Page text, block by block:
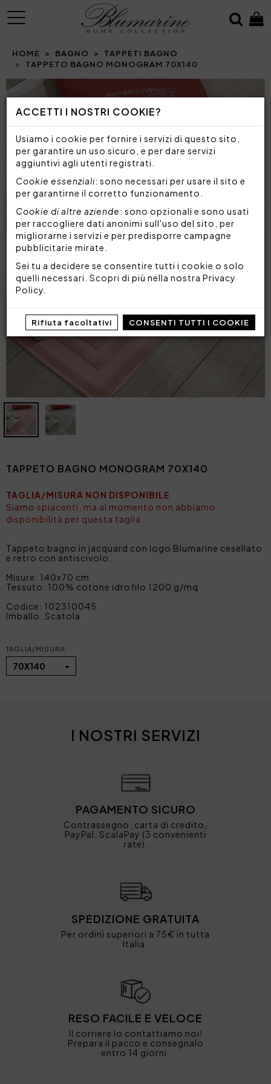
ACCETTI I NOSTRI COOKIE?
Usiamo i cookie per fornire i servizi di questo sito,
per garantire un uso sicuro, e per dare servizi
aggiuntivi agli utenti registrati.
Cookie essenziali: sono necessari per usare il sito e
per garantirne il corretto funzionamento.
Cookie di altre aziende: sono opzionali e sono usati
per raccogliere dati anonimi sull'uso del sito, per
migliorarne i servizi e per predisporre campagne
pubblicitarie mirate.
Sei tu a decidere se consentire tutti i cookie o solo
quelli necessari. Scopri di più nella nostra Privacy
Policy
Rifiuta facoltativi CONSENTI TUTTI I COOKIE
MENU
HOME BAGNO
TAPPETI BAGNO
TAPPETO BAGNO MONOGRAM 70X140
Prev
TAPPETO BAGNO MONOGRAM 70X140
TAGLIA/MISURA NON DISPONIBILE
Siamo spiacenti, ma al momento non abbiamo
disponibilità per questa taglia.
Tappeto bagno in jacquard con logo Blumarine cesellato
e retro con antiscivolo.
Misure: 140x70 cm
Tessuto: 100% cotone idrofilo 1200 g/mq
Codice: 102310045
Imballo: Scatola
TAGLIA/MISURA
70X140
I NOSTRI SERVIZI
PAGAMENTO SICURO
Contrassegno, carta di credito,
PayPal, ScalaPay (3 convenienti
rate).
SPEDIZIONE GRATUITA
Per ordini superiori a 75€ in tutta
Italia.
RESO FACILE E VELOCE
Il corriere lo contattiamo noi!
Prepara il pacco e consegnalo
entro 14 giorni.